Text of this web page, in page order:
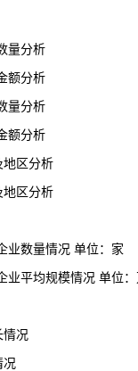
量分析
额分析
量分析
额分析
区分析
区分析
数量情况 单位：家
平均规模情况 单位：
况
况